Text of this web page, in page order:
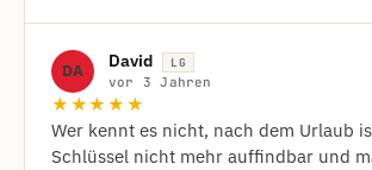
DA David LG
vor 3 Jahren
★★★★★
Wer kennt es nicht, nach dem Urlaub
Schlüssel nicht mehr auffindbar und